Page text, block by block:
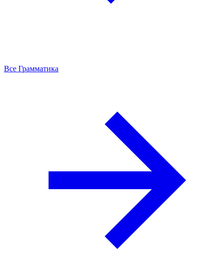
Все Грамматика